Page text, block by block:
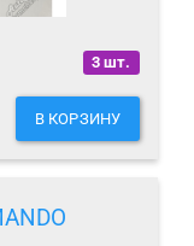
3 шт.
В КОРЗИНУ